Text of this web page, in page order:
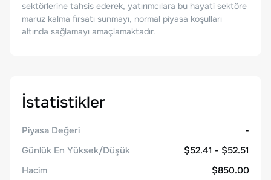
sektörlerine tahsis ederek, yatırımcılara bu hayati sektöre
maruz kalma fırsatı sunmayı, normal piyasa koşulları
altında sağlamayı amaçlamaktadır.
İstatistikler
Piyasa Değeri
-
Günlük En Yüksek/Düşük
$52.41 - $52.51
Hacim
$850.00